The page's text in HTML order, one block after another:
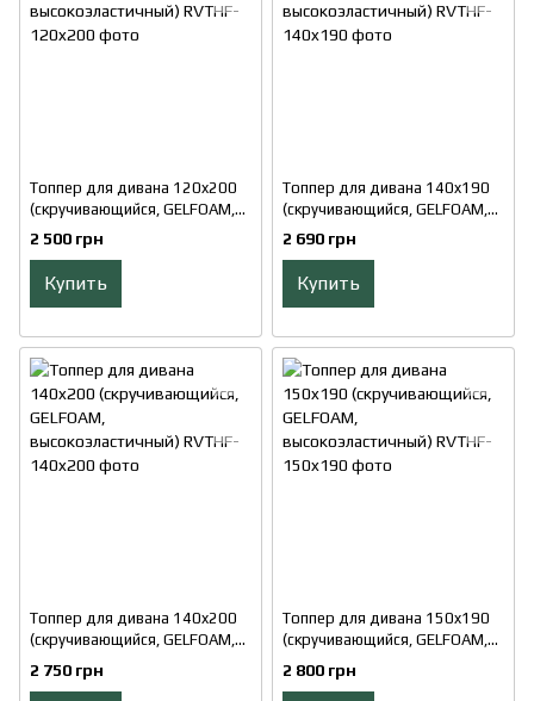
Топпер для дивана 120x200
(скручивающийся, GELFOAM,
высокоэластичный)
2 500 грн
Купить
Топпер для дивана 140x190
(скручивающийся, GELFOAM,
высокоэластичный)
2 690 грн
Купить
Топпер для дивана 140x200
(скручивающийся, GELFOAM,
высокоэластичный)
2 750 грн
Топпер для дивана 150x190
(скручивающийся, GELFOAM,
высокоэластичный)
2 800 грн